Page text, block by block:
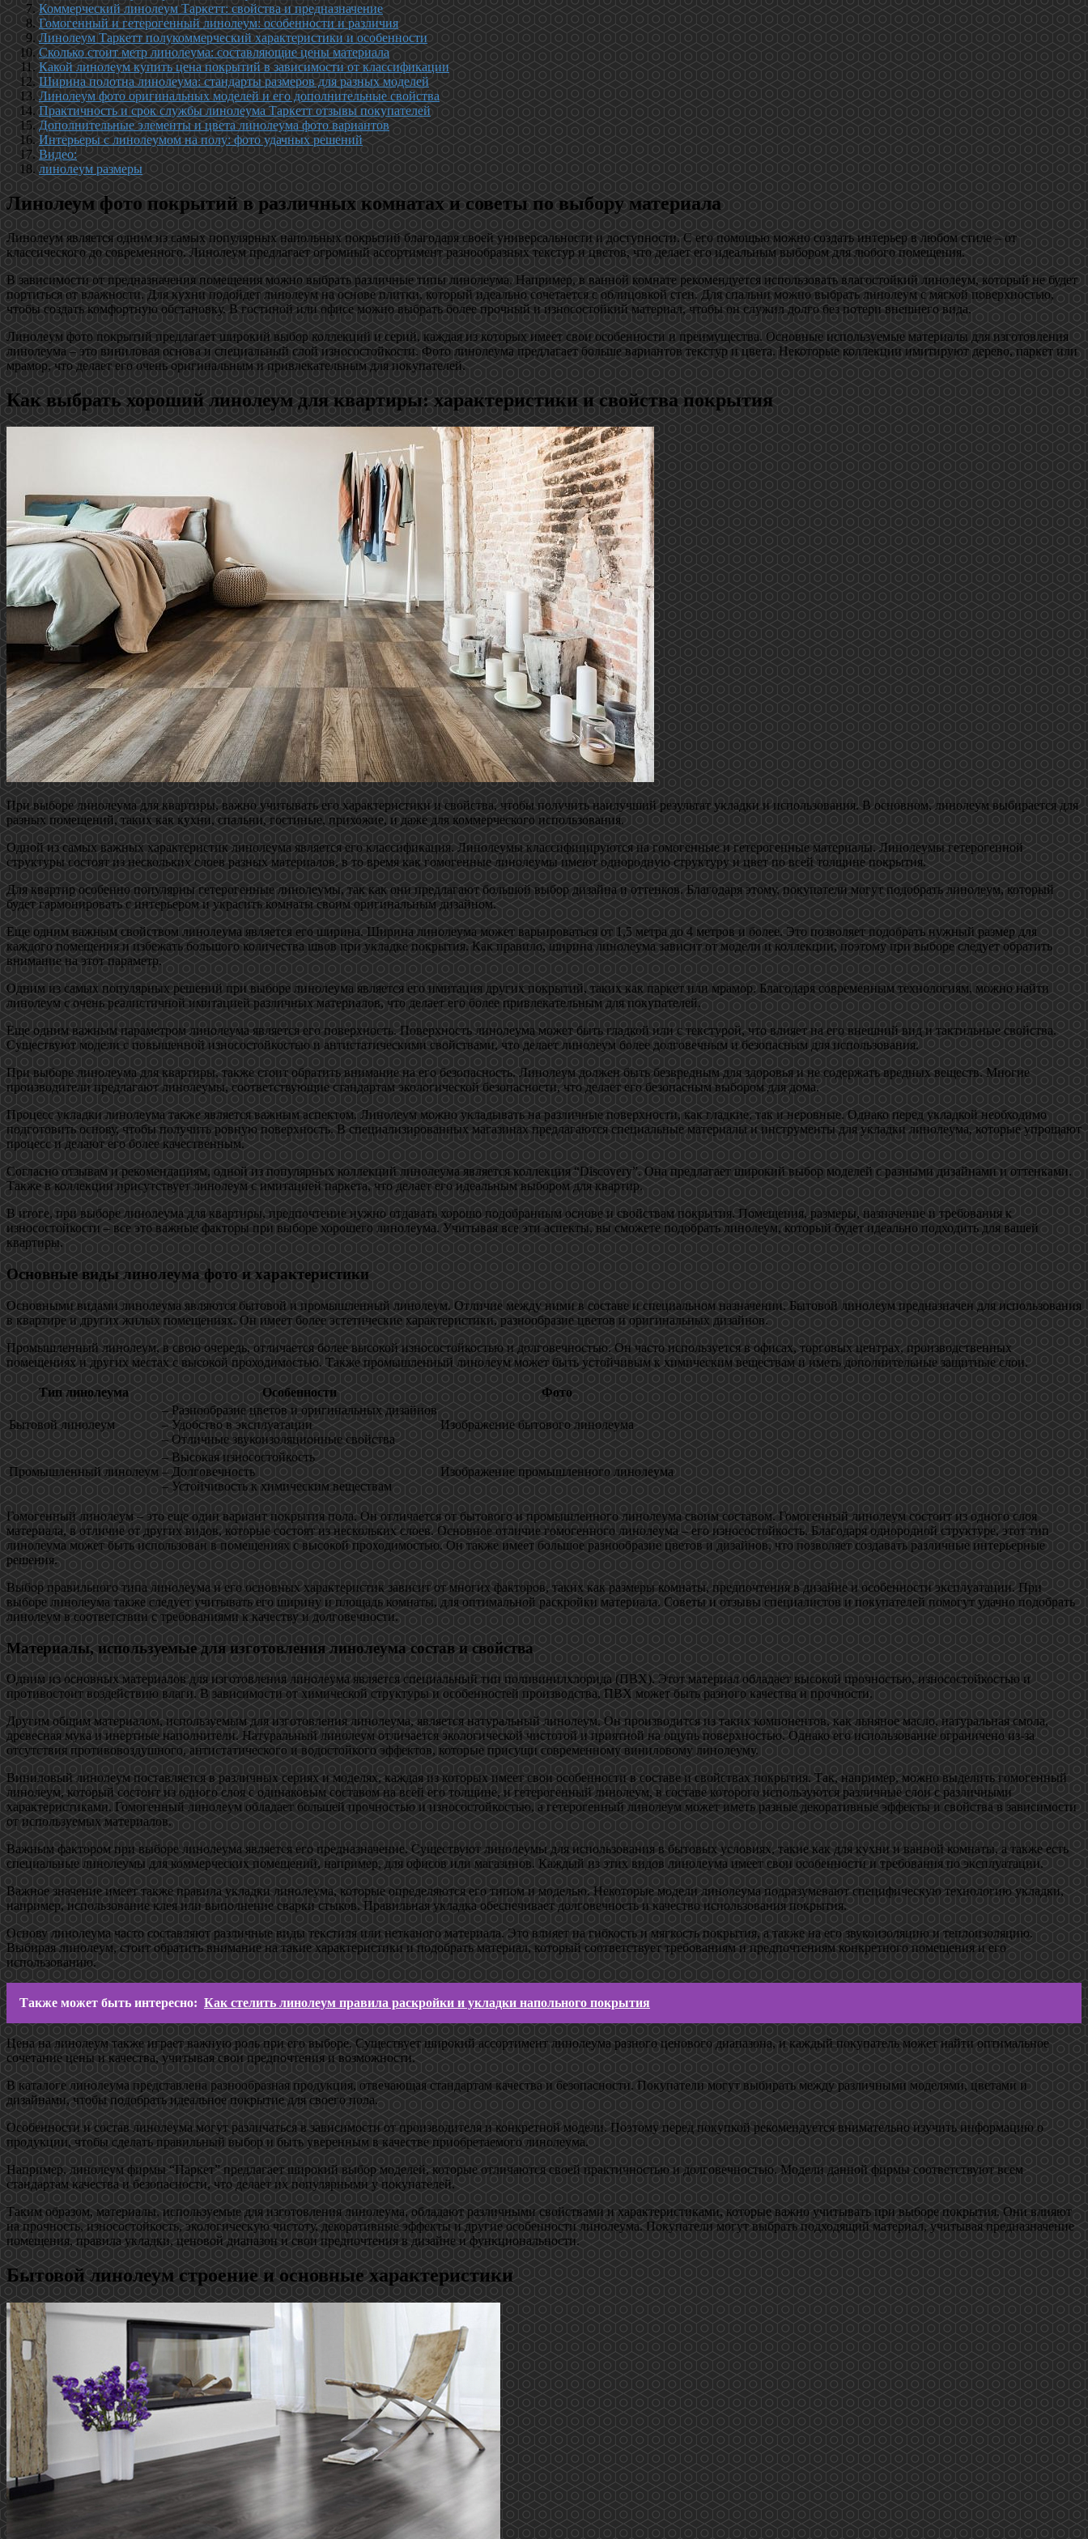
Коммерческий линолеум Таркетт: свойства и предназначение
Гомогенный и гетерогенный линолеум: особенности и различия
Линолеум Таркетт полукоммерческий характеристики и особенности
Сколько стоит метр линолеума: составляющие цены материала
Какой линолеум купить цена покрытий в зависимости от классификации
Ширина полотна линолеума: стандарты размеров для разных моделей
Линолеум фото оригинальных моделей и его дополнительные свойства
Практичность и срок службы линолеума Таркетт отзывы покупателей
Дополнительные элементы и цвета линолеума фото вариантов
Интерьеры с линолеумом на полу: фото удачных решений
Видео:
линолеум размеры
Линолеум фото покрытий в различных комнатах и советы по выбору материала
Линолеум является одним из самых популярных напольных покрытий благодаря своей универсальности и доступности. С его помощью можно создать интерьер в любом стиле – от
классического до современного. Линолеум предлагает огромный ассортимент разнообразных текстур и цветов, что делает его идеальным выбором для любого помещения.
В зависимости от предназначения помещения можно выбрать различные типы линолеума. Например, в ванной комнате рекомендуется использовать влагостойкий линолеум, который не будет
портиться от влажности. Для кухни подойдет линолеум на основе плитки, который идеально сочетается с облицовкой стен. Для спальни можно выбрать линолеум с мягкой поверхностью,
чтобы создать комфортную обстановку. В гостиной или офисе можно выбрать более прочный и износостойкий материал, чтобы он служил долго без потери внешнего вида.
Линолеум фото покрытий предлагает широкий выбор коллекций и серий, каждая из которых имеет свои особенности и преимущества. Основные используемые материалы для изготовления
линолеума – это виниловая основа и специальный слой износостойкости. Фото линолеума предлагает больше вариантов текстур и цвета. Некоторые коллекции имитируют дерево, паркет или
мрамор, что делает его очень оригинальным и привлекательным для покупателей.
Как выбрать хороший линолеум для квартиры: характеристики и свойства покрытия
При выборе линолеума для квартиры, важно учитывать его характеристики и свойства, чтобы получить наилучший результат укладки и использования. В основном, линолеум выбирается для
разных помещений, таких как кухни, спальни, гостиные, прихожие, и даже для коммерческого использования.
Одной из самых важных характеристик линолеума является его классификация. Линолеумы классифицируются на гомогенные и гетерогенные материалы. Линолеумы гетерогенной
структуры состоят из нескольких слоев разных материалов, в то время как гомогенные линолеумы имеют однородную структуру и цвет по всей толщине покрытия.
Для квартир особенно популярны гетерогенные линолеумы, так как они предлагают большой выбор дизайна и оттенков. Благодаря этому, покупатели могут подобрать линолеум, который
будет гармонировать с интерьером и украсить комнаты своим оригинальным дизайном.
Еще одним важным свойством линолеума является его ширина. Ширина линолеума может варьироваться от 1,5 метра до 4 метров и более. Это позволяет подобрать нужный размер для
каждого помещения и избежать большого количества швов при укладке покрытия. Как правило, ширина линолеума зависит от модели и коллекции, поэтому при выборе следует обратить
внимание на этот параметр.
Одним из самых популярных решений при выборе линолеума является его имитация других покрытий, таких как паркет или мрамор. Благодаря современным технологиям, можно найти
линолеум с очень реалистичной имитацией различных материалов, что делает его более привлекательным для покупателей.
Еще одним важным параметром линолеума является его поверхность. Поверхность линолеума может быть гладкой или с текстурой, что влияет на его внешний вид и тактильные свойства.
Существуют модели с повышенной износостойкостью и антистатическими свойствами, что делает линолеум более долговечным и безопасным для использования.
При выборе линолеума для квартиры, также стоит обратить внимание на его безопасность. Линолеум должен быть безвредным для здоровья и не содержать вредных веществ. Многие
производители предлагают линолеумы, соответствующие стандартам экологической безопасности, что делает его безопасным выбором для дома.
Процесс укладки линолеума также является важным аспектом. Линолеум можно укладывать на различные поверхности, как гладкие, так и неровные. Однако перед укладкой необходимо
подготовить основу, чтобы получить ровную поверхность. В специализированных магазинах предлагаются специальные материалы и инструменты для укладки линолеума, которые упрощают
процесс и делают его более качественным.
Согласно отзывам и рекомендациям, одной из популярных коллекций линолеума является коллекция “Discovery”. Она предлагает широкий выбор моделей с разными дизайнами и оттенками.
Также в коллекции присутствует линолеум с имитацией паркета, что делает его идеальным выбором для квартир.
В итоге, при выборе линолеума для квартиры, предпочтение нужно отдавать хорошо подобранным основе и свойствам покрытия. Помещения, размеры, назначение и требования к
износостойкости – все это важные факторы при выборе хорошего линолеума. Учитывая все эти аспекты, вы сможете подобрать линолеум, который будет идеально подходить для вашей
квартиры.
Основные виды линолеума фото и характеристики
Основными видами линолеума являются бытовой и промышленный линолеум. Отличие между ними в составе и специальном назначении. Бытовой линолеум предназначен для использования
в квартире и других жилых помещениях. Он имеет более эстетические характеристики, разнообразие цветов и оригинальных дизайнов.
Промышленный линолеум, в свою очередь, отличается более высокой износостойкостью и долговечностью. Он часто используется в офисах, торговых центрах, производственных
помещениях и других местах с высокой проходимостью. Также промышленный линолеум может быть устойчивым к химическим веществам и иметь дополнительные защитные слои.
Тип линолеума Особенности Фото
Бытовой линолеум
– Разнообразие цветов и оригинальных дизайнов
– Удобство в эксплуатации
– Отличные звукоизоляционные свойства
Изображение бытового линолеума
Промышленный линолеум
– Высокая износостойкость
– Долговечность
– Устойчивость к химическим веществам
Изображение промышленного линолеума
Гомогенный линолеум – это еще один вариант покрытия пола. Он отличается от бытового и промышленного линолеума своим составом. Гомогенный линолеум состоит из одного слоя
материала, в отличие от других видов, которые состоят из нескольких слоев. Основное отличие гомогенного линолеума – его износостойкость. Благодаря однородной структуре, этот тип
линолеума может быть использован в помещениях с высокой проходимостью. Он также имеет большое разнообразие цветов и дизайнов, что позволяет создавать различные интерьерные
решения.
Выбор правильного типа линолеума и его основных характеристик зависит от многих факторов, таких как размеры комнаты, предпочтения в дизайне и особенности эксплуатации. При
выборе линолеума также следует учитывать его ширину и площадь комнаты, для оптимальной раскройки материала. Советы и отзывы специалистов и покупателей помогут удачно подобрать
линолеум в соответствии с требованиями к качеству и долговечности.
Материалы, используемые для изготовления линолеума состав и свойства
Одним из основных материалов для изготовления линолеума является специальный тип поливинилхлорида (ПВХ). Этот материал обладает высокой прочностью, износостойкостью и
противостоит воздействию влаги. В зависимости от химической структуры и особенностей производства, ПВХ может быть разного качества и прочности.
Другим общим материалом, используемым для изготовления линолеума, является натуральный линолеум. Он производится из таких компонентов, как льняное масло, натуральная смола,
древесная мука и инертные наполнители. Натуральный линолеум отличается экологической чистотой и приятной на ощупь поверхностью. Однако его использование ограничено из-за
отсутствия противовоздушного, антистатического и водостойкого эффектов, которые присущи современному виниловому линолеуму.
Виниловый линолеум поставляется в различных сериях и моделях, каждая из которых имеет свои особенности в составе и свойствах покрытия. Так, например, можно выделить гомогенный
линолеум, который состоит из одного слоя с одинаковым составом на всей его толщине, и гетерогенный линолеум, в составе которого используются различные слои с различными
характеристиками. Гомогенный линолеум обладает большей прочностью и износостойкостью, а гетерогенный линолеум может иметь разные декоративные эффекты и свойства в зависимости
от используемых материалов.
Важным фактором при выборе линолеума является его предназначение. Существуют линолеумы для использования в бытовых условиях, такие как для кухни и ванной комнаты, а также есть
специальные линолеумы для коммерческих помещений, например, для офисов или магазинов. Каждый из этих видов линолеума имеет свои особенности и требования по эксплуатации.
Важное значение имеет также правила укладки линолеума, которые определяются его типом и моделью. Некоторые модели линолеума подразумевают специфическую технологию укладки,
например, использование клея или выполнение сварки стыков. Правильная укладка обеспечивает долговечность и качество использования покрытия.
Основу линолеума часто составляют различные виды текстиля или нетканого материала. Это влияет на гибкость и мягкость покрытия, а также на его звукоизоляцию и теплоизоляцию.
Выбирая линолеум, стоит обратить внимание на такие характеристики и подобрать материал, который соответствует требованиям и предпочтениям конкретного помещения и его
использованию.
Также может быть интересно: Как стелить линолеум правила раскройки и укладки напольного покрытия
Цена на линолеум также играет важную роль при его выборе. Существует широкий ассортимент линолеума разного ценового диапазона, и каждый покупатель может найти оптимальное
сочетание цены и качества, учитывая свои предпочтения и возможности.
В каталоге линолеума представлена разнообразная продукция, отвечающая стандартам качества и безопасности. Покупатели могут выбирать между различными моделями, цветами и
дизайнами, чтобы подобрать идеальное покрытие для своего пола.
Особенности и состав линолеума могут различаться в зависимости от производителя и конкретной модели. Поэтому перед покупкой рекомендуется внимательно изучить информацию о
продукции, чтобы сделать правильный выбор и быть уверенным в качестве приобретаемого линолеума.
Например, линолеум фирмы “Паркет” предлагает широкий выбор моделей, которые отличаются своей практичностью и долговечностью. Модели данной фирмы соответствуют всем
стандартам качества и безопасности, что делает их популярными у покупателей.
Таким образом, материалы, используемые для изготовления линолеума, обладают различными свойствами и характеристиками, которые важно учитывать при выборе покрытия. Они влияют
на прочность, износостойкость, экологическую чистоту, декоративные эффекты и другие особенности линолеума. Покупатели могут выбрать подходящий материал, учитывая предназначение
помещения, правила укладки, ценовой диапазон и свои предпочтения в дизайне и функциональности.
Бытовой линолеум строение и основные характеристики